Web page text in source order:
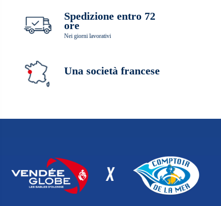
Spedizione entro 72
ore
Nei giorni lavorativi
Una società francese